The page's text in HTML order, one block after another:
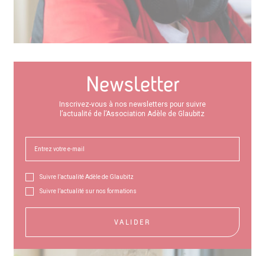
Newsletter
Inscrivez-vous à nos newsletters pour suivre
l’actualité de l’Association Adèle de Glaubitz
Suivre l’actualité Adèle de Glaubitz
Suivre l’actualité sur nos formations
VALIDER